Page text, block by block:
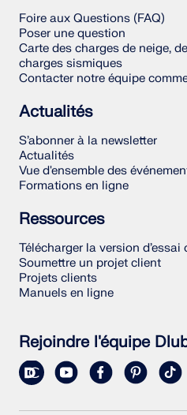
Foire aux Questions (FAQ)
Poser une question
Carte des charges de neige,
charges sismiques
Contacter notre équipe
Actualités
S’abonner à la newsletter
Actualités
Vue d'ensemble des
Formations en ligne
Ressources
Télécharger la version d’essai
Soumettre un projet client
Projets clients
Manuels en ligne
Rejoindre l'équipe